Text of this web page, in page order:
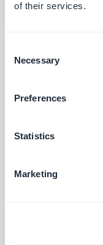
of their services.
Selection
Necessary
Preferences
Statistics
Marketing
Con